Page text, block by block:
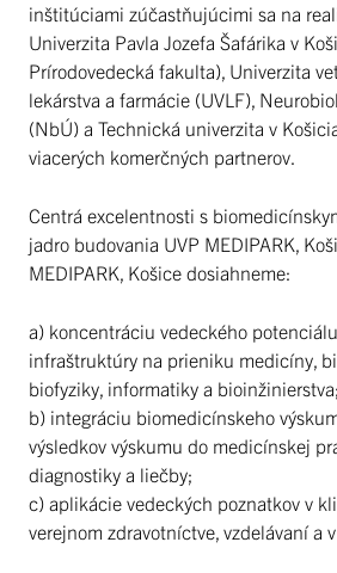
inštitúciami zúčastňujúcimi sa na
Univerzita Pavla Jozefa Šafárika v
Prírodovedecká fakulta), Univerzita
lekárstva a farmácie (UVLF),
(NbÚ) a Technická univerzita v
viacerých komerčných partnerov.
Centrá excelentnosti s
jadro budovania UVP MEDIPARK,
MEDIPARK, Košice dosiahneme:
a) koncentráciu vedeckého
infraštruktúry na prieniku medicíny,
biofyziky, informatiky a bioinžinierstva;
b) integráciu biomedicínskeho
výsledkov výskumu do medicínskej
diagnostiky a liečby;
c) aplikácie vedeckých poznatkov v
verejnom zdravotníctve, vzdelávaní a